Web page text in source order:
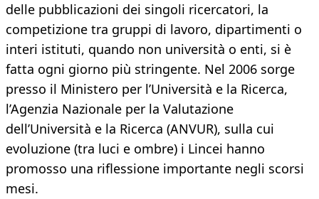
delle pubblicazioni dei singoli ricercatori, la
competizione tra gruppi di lavoro, dipartimenti o
interi istituti, quando non università o enti, si è
fatta ogni giorno più stringente. Nel 2006 sorge
presso il Ministero per l’Università e la Ricerca,
l’Agenzia Nazionale per la Valutazione
dell’Università e la Ricerca (ANVUR), sulla cui
evoluzione (tra luci e ombre) i Lincei hanno
promosso una riflessione importante negli scorsi
mesi.